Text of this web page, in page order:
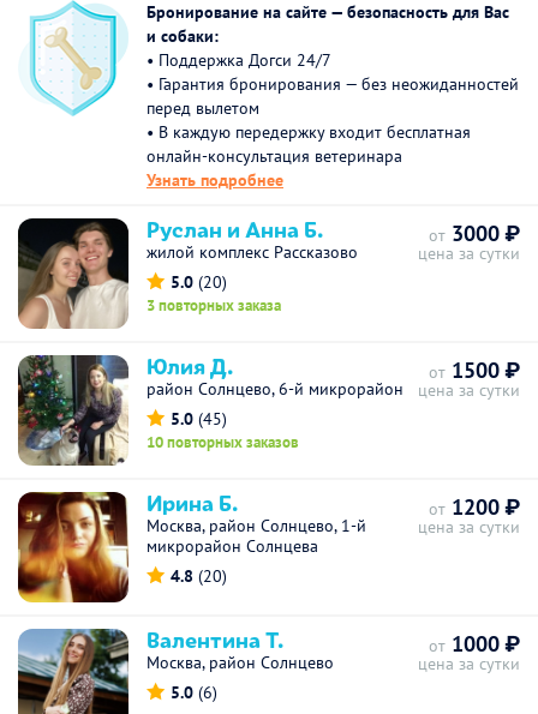
Бронирование на сайте — безопасность для Вас
и собаки:
• Поддержка Догси 24/7
• Гарантия бронирования — без неожиданностей
перед вылетом
• В каждую передержку входит бесплатная
онлайн-консультация ветеринара
Узнать подробнее
Руслан и Анна Б.
жилой комплекс Рассказово
5.0 (20)
3 повторных заказа
от 3000 ₽
цена за сутки
Юлия Д.
район Солнцево, 6-й микрорайон
5.0 (45)
10 повторных заказов
от 1500 ₽
цена за сутки
Ирина Б.
Москва, район Солнцево, 1-й
микрорайон Солнцева
4.8 (20)
от 1200 ₽
цена за сутки
Валентина Т.
Москва, район Солнцево
5.0 (6)
от 1000 ₽
цена за сутки